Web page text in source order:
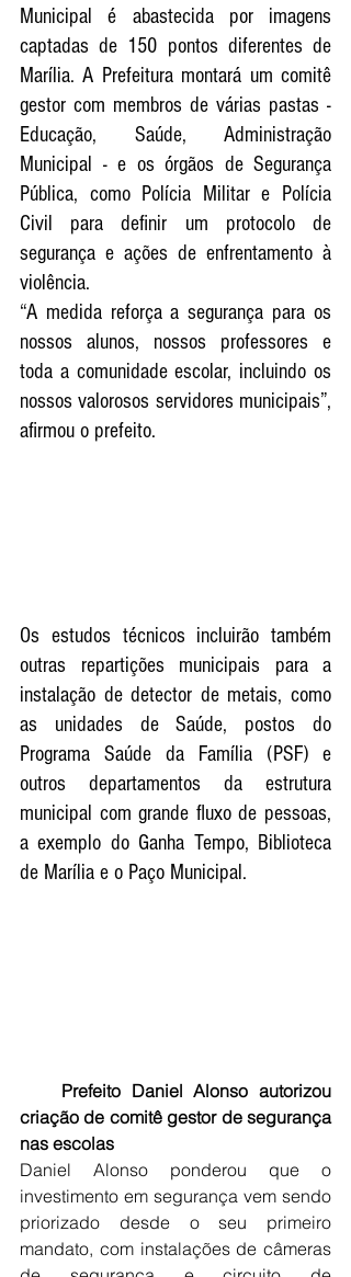
Municipal é abastecida por imagens
captadas de 150 pontos diferentes de
Marília. A Prefeitura montará um comitê
gestor com membros de várias pastas -
Educação, Saúde, Administração
Municipal - e os órgãos de Segurança
Pública, como Polícia Militar e Polícia
Civil para definir um protocolo de
segurança e ações de enfrentamento à
violência.
“A medida reforça a segurança para os
nossos alunos, nossos professores e
toda a comunidade escolar, incluindo os
nossos valorosos servidores municipais”,
afirmou o prefeito.
Os estudos técnicos incluirão também
outras repartições municipais para a
instalação de detector de metais, como
as unidades de Saúde, postos do
Programa Saúde da Família (PSF) e
outros departamentos da estrutura
municipal com grande fluxo de pessoas,
a exemplo do Ganha Tempo, Biblioteca
de Marília e o Paço Municipal.
criação de comitê gestor de segurança
nas escolas
Daniel Alonso ponderou que o
investimento em segurança vem sendo
priorizado desde o seu primeiro
mandato, com instalações de câmeras